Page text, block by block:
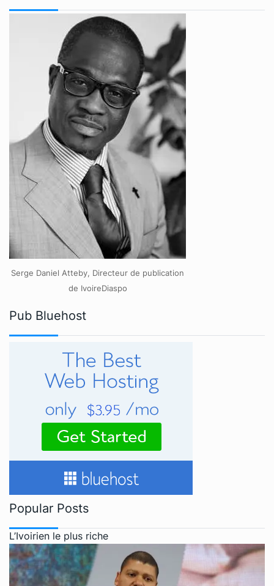
Serge Daniel Atteby, Directeur de publication
de IvoireDiaspo
Pub Bluehost
Popular Posts
L’Ivoirien le plus riche